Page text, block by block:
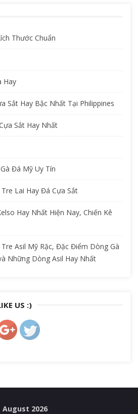
Thước Chuẩn
Hay
Sắt Hay Bậc Nhất Tại Philippines
Sắt Hay Nhất
Đá Mỹ Uy Tín
Lai Hay Đá Cựa Sắt
Hay Nhất Hiện Nay, Chiến Kê
Tre Asil Mỹ Rặc, Đặc Điểm Dòng Gà
Những Dòng Asil Hay Nhất
US :)
us">
August 2026